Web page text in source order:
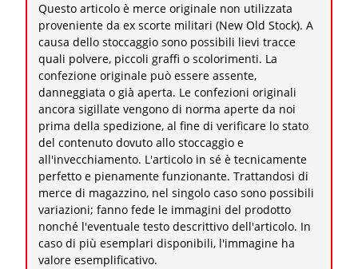
Questo articolo è merce originale non utilizzata
proveniente da ex scorte militari (New Old Stock). A
causa dello stoccaggio sono possibili lievi tracce
quali polvere, piccoli graffi o scolorimenti. La
confezione originale può essere assente,
danneggiata o già aperta. Le confezioni originali
ancora sigillate vengono di norma aperte da noi
prima della spedizione, al fine di verificare lo stato
del contenuto dovuto allo stoccaggio e
all'invecchiamento. L'articolo in sé è tecnicamente
perfetto e pienamente funzionante. Trattandosi di
merce di magazzino, nel singolo caso sono possibili
variazioni; fanno fede le immagini del prodotto
nonché l'eventuale testo descrittivo dell'articolo. In
caso di più esemplari disponibili, l'immagine ha
valore esemplificativo.